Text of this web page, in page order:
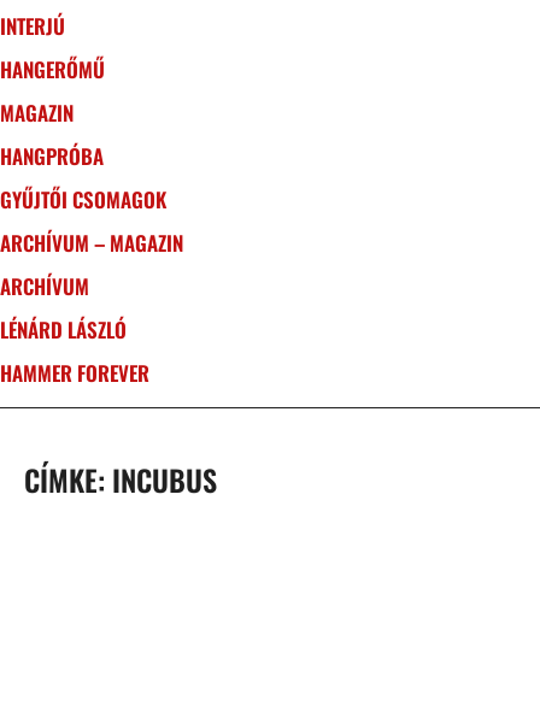
INTERJÚ
HANGERŐMŰ
MAGAZIN
HANGPRÓBA
GYŰJTŐI CSOMAGOK
ARCHÍVUM – MAGAZIN
ARCHÍVUM
LÉNÁRD LÁSZLÓ
HAMMER FOREVER
CÍMKE: INCUBUS